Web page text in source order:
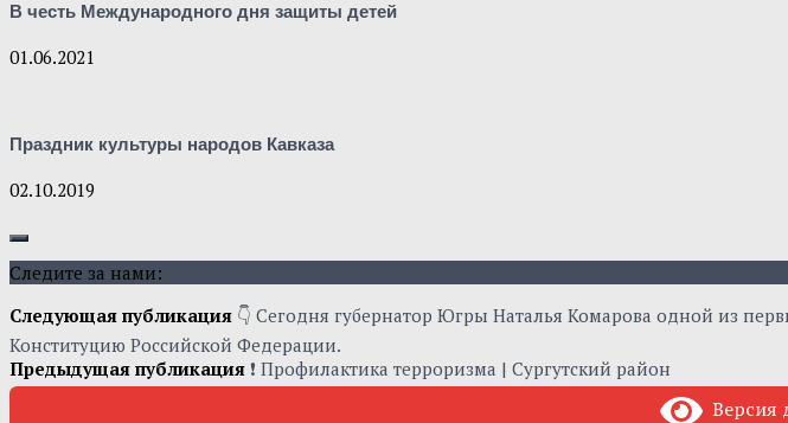
В честь Международного дня защиты детей
01.06.2021
Праздник культуры народов Кавказа
02.10.2019
Следите за нами:
Следующая публикация 👇 Сегодня губернатор Югры Наталья Комарова одной из
Конституцию Российской Федерации.
Предыдущая публикация ❗ Профилактика терроризма | Сургутский район
Версия